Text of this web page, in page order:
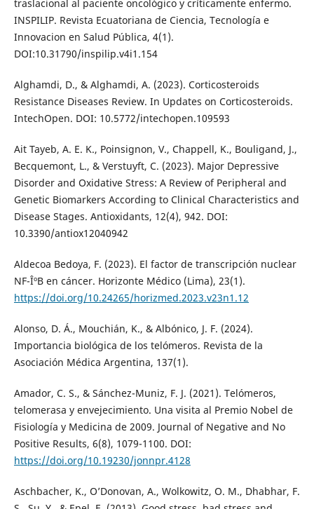
traslacional al paciente oncológico y críticamente enfermo.
INSPILIP. Revista Ecuatoriana de Ciencia, Tecnología e
Innovacion en Salud Pública, 4(1).
DOI:10.31790/inspilip.v4i1.154
Alghamdi, D., & Alghamdi, A. (2023). Corticosteroids
Resistance Diseases Review. In Updates on Corticosteroids.
IntechOpen. DOI: 10.5772/intechopen.109593
Ait Tayeb, A. E. K., Poinsignon, V., Chappell, K., Bouligand, J.,
Becquemont, L., & Verstuyft, C. (2023). Major Depressive
Disorder and Oxidative Stress: A Review of Peripheral and
Genetic Biomarkers According to Clinical Characteristics and
Disease Stages. Antioxidants, 12(4), 942. DOI:
10.3390/antiox12040942
Aldecoa Bedoya, F. (2023). El factor de transcripción nuclear
NF-ÎºB en cáncer. Horizonte Médico (Lima), 23(1).
https://doi.org/10.24265/horizmed.2023.v23n1.12
Alonso, D. Á., Mouchián, K., & Albónico, J. F. (2024).
Importancia biológica de los telómeros. Revista de la
Asociación Médica Argentina, 137(1).
Amador, C. S., & Sánchez-Muniz, F. J. (2021). Telómeros,
telomerasa y envejecimiento. Una visita al Premio Nobel de
Fisiología y Medicina de 2009. Journal of Negative and No
Positive Results, 6(8), 1079-1100. DOI:
https://doi.org/10.19230/jonnpr.4128
Aschbacher, K., O’Donovan, A., Wolkowitz, O. M., Dhabhar, F.